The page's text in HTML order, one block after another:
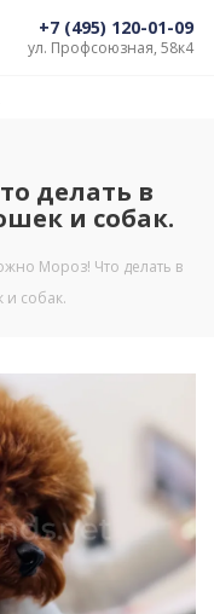
+7 (495) 120-01-09
ул. Профсоюзная, 58к4
делать в
и собак.
Мороз! Что делать в
и собак.